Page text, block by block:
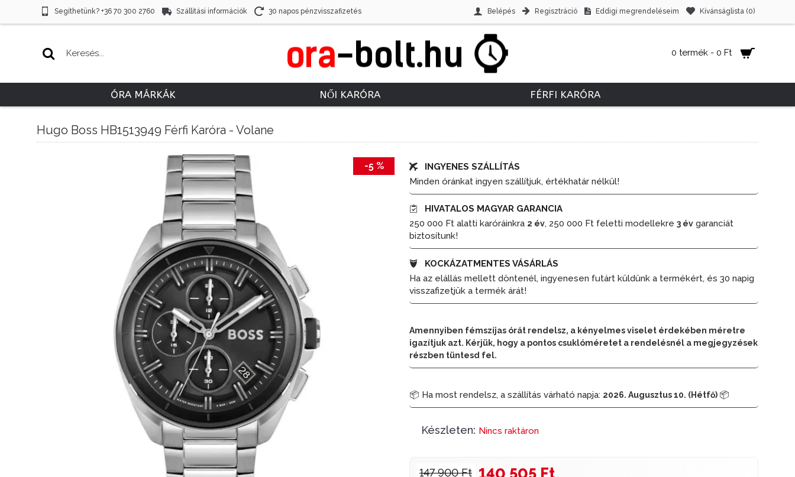
Segíthetünk? +36 70 300 2760 Szállítási információk 30 napos pénzvisszafizetés Belépés Regisztráció Eddigi megrendeléseim Kívánságlista (0)
0 termék - 0 Ft
ÓRA MÁRKÁK NŐI KARÓRA FÉRFI KARÓRA
Hugo Boss HB1513949 Férfi Karóra - Volane
-5 %
INGYENES SZÁLLÍTÁS
Minden óránkat ingyen szállítjuk, értékhatár nélkül!
HIVATALOS MAGYAR GARANCIA
250 000 Ft alatti karóráinkra 2 év, 250 000 Ft feletti modellekre 3 év garanciát
biztosítunk!
KOCKÁZATMENTES VÁSÁRLÁS
Ha az elállás mellett döntenél, ingyenesen futárt küldünk a termékért, és 30 napig
visszafizetjük a termék árát!
Amennyiben fémszíjas órát rendelsz, a kényelmes viselet érdekében méretre
igazítjuk azt. Kérjük, hogy a pontos csuklóméretet a rendelésnél a megjegyzések
részben tüntesd fel.
📦 Ha most rendelsz, a szállítás várható napja: 2026. Augusztus 10. (Hétfő) 📦
Készleten: Nincs raktáron
147 900 Ft 140 505 Ft